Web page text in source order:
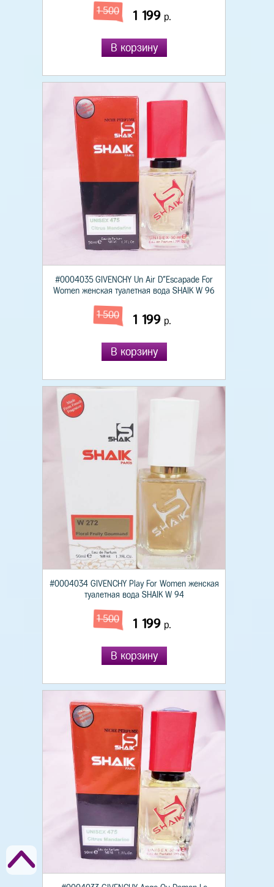
1 500 1 199 р.
В корзину
#0004035 GIVENCHY Un Air D"Escapade For
Women женская туалетная вода SHAIK W 96
1 500 1 199 р.
В корзину
#0004034 GIVENCHY Play For Women женская
туалетная вода SHAIK W 94
1 500 1 199 р.
В корзину